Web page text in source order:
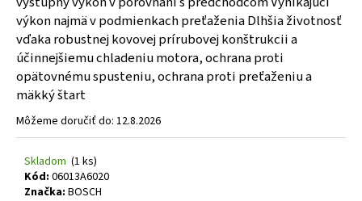
výkon najmä v podmienkach preťaženia Dlhšia životnosť
vďaka robustnej kovovej prírubovej konštrukcii a
účinnejšiemu chladeniu motora, ochrana proti
opätovnému spusteniu, ochrana proti preťaženiu a
mäkký štart
Môžeme doručiť do: 12.8.2026
Skladom (1 ks)
Kód: 06013A6020
Značka: BOSCH